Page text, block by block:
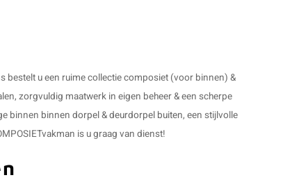
bestelt u een ruime collectie composiet (voor binnen) &
zorgvuldig maatwerk in eigen beheer & een scherpe
binnen binnen dorpel&deurdorpel buiten, een stijlvolle
is u graag van dienst!